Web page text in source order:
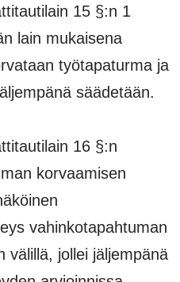
15 §:n 1
lain mukaisena
työtapaturma ja
säädetään.
16 §:n
korvaamisen
vahinkotapahtuman
välillä, jollei jäljempänä